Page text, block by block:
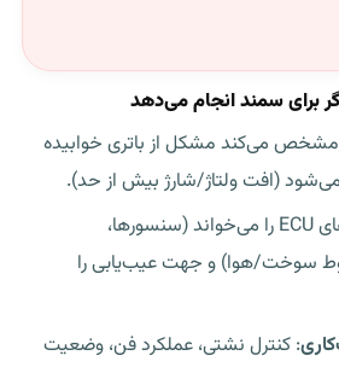
برای سمند انجام می‌دهد
می‌کند مشکل از باتری خوابیده
(افت ولتاژ/شارژ بیش از حد).
: خطاهای ECU را می‌خواند (سنسورها،
سوخت/هوا) و جهت عیب‌یابی را
: کنترل نشتی، عملکرد فن، وضعیت